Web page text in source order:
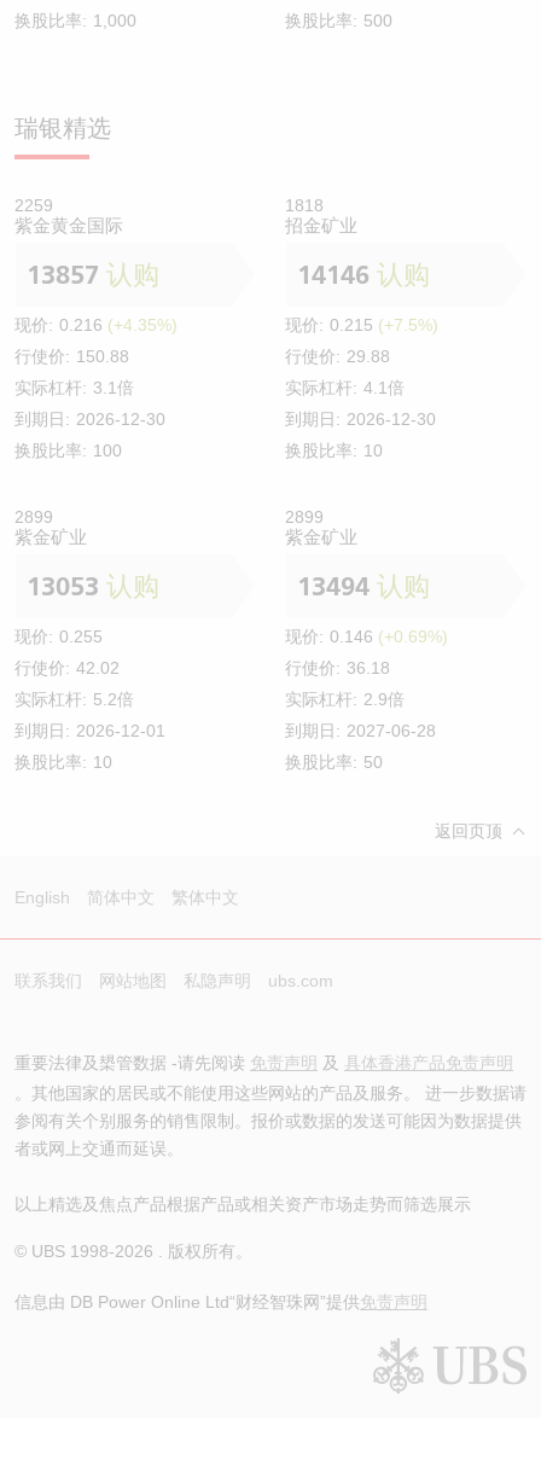
换股比率: 1,000
换股比率: 500
瑞银精选
2259
紫金黄金国际
13857 认购
现价: 0.216 (+4.35%)
行使价: 150.88
实际杠杆: 3.1倍
到期日: 2026-12-30
换股比率: 100
1818
招金矿业
14146 认购
现价: 0.215 (+7.5%)
行使价: 29.88
实际杠杆: 4.1倍
到期日: 2026-12-30
换股比率: 10
2899
紫金矿业
13053 认购
现价: 0.255
行使价: 42.02
实际杠杆: 5.2倍
到期日: 2026-12-01
换股比率: 10
2899
紫金矿业
13494 认购
现价: 0.146 (+0.69%)
行使价: 36.18
实际杠杆: 2.9倍
到期日: 2027-06-28
换股比率: 50
返回页顶
English 简体中文 繁体中文
联系我们 网站地图 私隐声明 ubs.com
重要法律及槼管数据 -请先阅读 免责声明 及 具体香港产品免责声明
。其他国家的居民或不能使用这些网站的产品及服务。 进一步数据请
参阅有关个别服务的销售限制。报价或数据的发送可能因为数据提供
者或网上交通而延误。
以上精选及焦点产品根据产品或相关资产市场走势而筛选展示
© UBS 1998-2026 . 版权所有。
信息由 DB Power Online Ltd“财经智珠网”提供免责声明